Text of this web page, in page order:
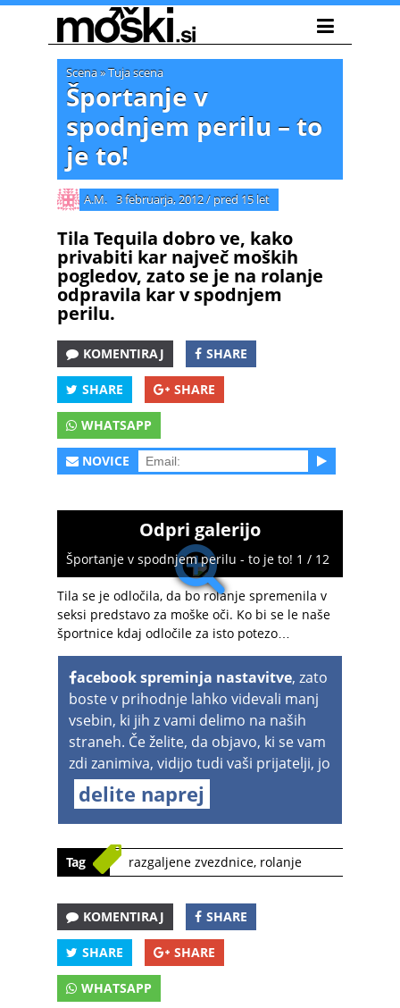
Scena»Tuja scena
Športanje v
spodnjem perilu – to
je to!
A.M. 3 februarja, 2012/ pred 15 let
Tila Tequila dobro ve, kako
privabiti kar največ moških
pogledov, zato se je na rolanje
odpravila kar v spodnjem
perilu.
KOMENTIRAJ SHARE
SHARE SHARE
WHATSAPP
NOVICE
Odpri galerijo
Športanje v spodnjem perilu - to je to! 1 / 12
Tila se je odločila, da bo rolanje spremenila v
seksi predstavo za moške oči. Ko bi se le naše
športnice kdaj odločile za isto potezo…
acebook spreminja nastavitve, zato
boste v prihodnje lahko videvali manj
vsebin, ki jih z vami delimo na naših
straneh. Če želite, da objavo, ki se vam
zdi zanimiva, vidijo tudi vaši prijatelji, jo
delite naprej
Tag razgaljene zvezdnice, rolanje
KOMENTIRAJ SHARE
SHARE SHARE
WHATSAPP